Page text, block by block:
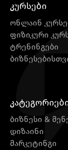
კურსები
ონლაინ
ფიზიკური
ტრენინგები
ბიზნესი &
დიზაინი
მარკეტინგი